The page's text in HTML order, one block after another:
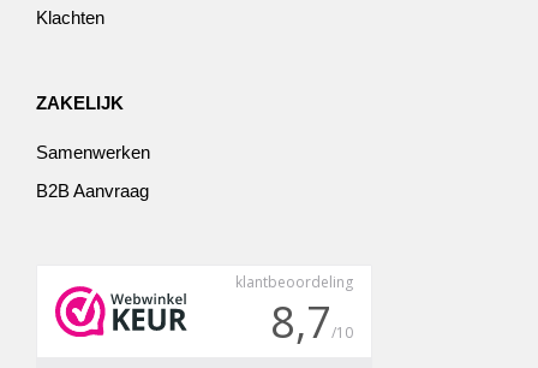
Klachten
ZAKELIJK
Samenwerken
B2B Aanvraag